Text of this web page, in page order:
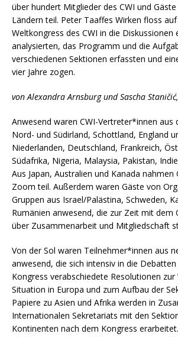
über hundert Mitglieder des CWI und
Ländern teil. Peter Taaffes Wirken floss
Weltkongress des CWI in die Diskussionen
analysierten, das Programm und die
verschiedenen Sektionen erfassten und
vier Jahre zogen.
von Alexandra Arnsburg und Sascha
Anwesend waren CWI-Vertreter*innen aus
Nord- und Südirland, Schottland, England
Niederlanden, Deutschland, Frankreich,
Südafrika, Nigeria, Malaysia, Pakistan,
Aus Japan, Australien und Kanada
Zoom teil. Außerdem waren Gäste von
Gruppen aus Israel/Palästina, Schweden,
Rumänien anwesend, die zur Zeit mit dem
über Zusammenarbeit und Mitgliedschaft
Von der Sol waren Teilnehmer*innen aus
anwesend, die sich intensiv in die
Kongress verabschiedete Resolutionen zur
Situation in Europa und zum Aufbau der
Papiere zu Asien und Afrika werden in
Internationalen Sekretariats mit den
Kontinenten nach dem Kongress